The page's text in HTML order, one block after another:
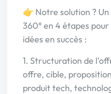
👉 Notre solution ?
360° en 4 étapes
idées en succès :
1. Structuration de
offre, cible,
produit tech,